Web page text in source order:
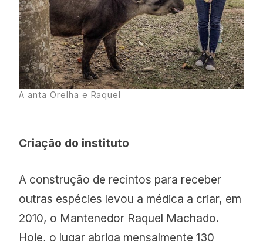
A anta Orelha e Raquel
Criação do instituto
A construção de recintos para receber
outras espécies levou a médica a criar, em
2010, o Mantenedor Raquel Machado.
Hoje, o lugar abriga mensalmente 130